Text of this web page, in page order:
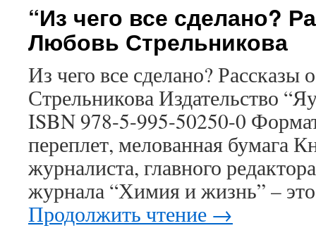
“Из чего все сделано?
Любовь Стрельникова
Из чего все сделано?
Стрельникова Издательство
ISBN 978-5-995-50250-0
переплет, мелованная бумага
журналиста, главного
журнала “Химия и жизнь” –
Продолжить чтение →